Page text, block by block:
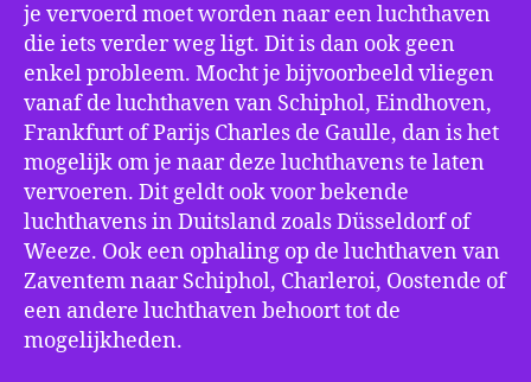
je vervoerd moet worden naar een luchthaven
die iets verder weg ligt. Dit is dan ook geen
enkel probleem. Mocht je bijvoorbeeld vliegen
vanaf de luchthaven van Schiphol, Eindhoven,
Frankfurt of Parijs Charles de Gaulle, dan is het
mogelijk om je naar deze luchthavens te laten
vervoeren. Dit geldt ook voor bekende
luchthavens in Duitsland zoals Düsseldorf of
Weeze. Ook een ophaling op de luchthaven van
Zaventem naar Schiphol, Charleroi, Oostende of
een andere luchthaven behoort tot de
mogelijkheden.